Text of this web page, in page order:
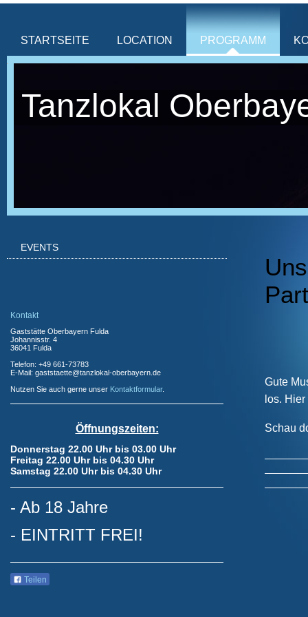
STARTSEITE LOCATION PROGRAMM
Tanzlokal
Gute
los.
Schau
EVENTS
Kontakt
Gaststätte Oberbayern Fulda
Johannisstr. 4
36041 Fulda
Telefon: +49 661-73783
E-Mail: gaststaette@tanzlokal-oberbayern.de
Nutzen Sie auch gerne unser Kontaktformular.
Öffnungszeiten:
Donnerstag 22.00 Uhr bis 03.00 Uhr
Freitag 22.00 Uhr bis 04.30 Uhr
Samstag 22.00 Uhr bis 04.30 Uhr
- Ab 18 Jahre
- EINTRITT FREI!
Teilen